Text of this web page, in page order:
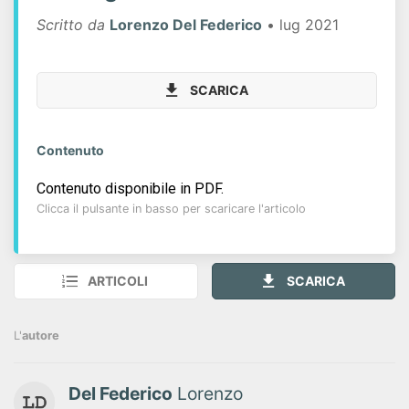
Scritto da Lorenzo Del Federico • lug 2021
SCARICA
Contenuto
Contenuto disponibile in PDF.
Clicca il pulsante in basso per scaricare l'articolo
ARTICOLI SCARICA
L'autore
Del Federico Lorenzo